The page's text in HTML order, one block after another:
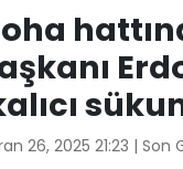
26, 2025 21:23 | Son